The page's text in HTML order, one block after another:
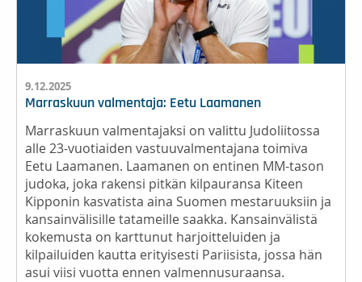
9.12.2025
Marraskuun valmentaja: Eetu Laamanen
Marraskuun valmentajaksi on valittu Judoliitossa
alle 23-vuotiaiden vastuuvalmentajana toimiva
Eetu Laamanen. Laamanen on entinen MM-tason
judoka, joka rakensi pitkän kilpauransa Kiteen
Kipponin kasvatista aina Suomen mestaruuksiin ja
kansainvälisille tatameille saakka. Kansainvälistä
kokemusta on karttunut harjoitteluiden ja
kilpailuiden kautta erityisesti Pariisista, jossa hän
asui viisi vuotta ennen valmennusuraansa.